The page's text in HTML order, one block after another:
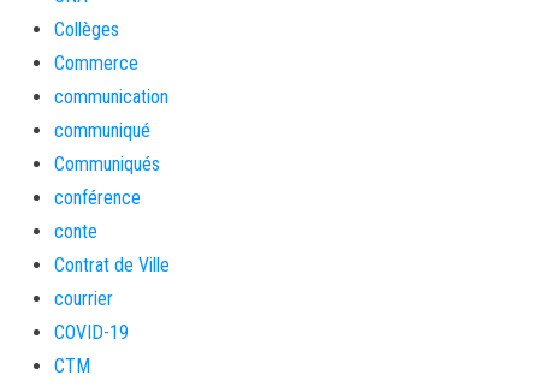
Collèges
Commerce
communication
communiqué
Communiqués
conférence
conte
Contrat de Ville
courrier
COVID-19
CTM